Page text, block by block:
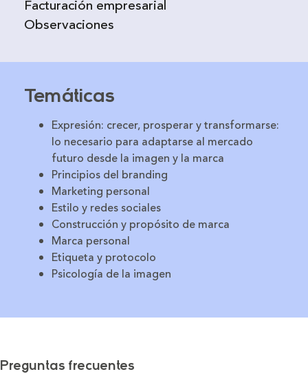
Facturación empresarial
Observaciones
Temáticas
Expresión: crecer, prosperar y transformarse:
lo necesario para adaptarse al mercado
futuro desde la imagen y la marca
Principios del branding
Marketing personal
Estilo y redes sociales
Construcción y propósito de marca
Marca personal
Etiqueta y protocolo
Psicología de la imagen
Preguntas frecuentes